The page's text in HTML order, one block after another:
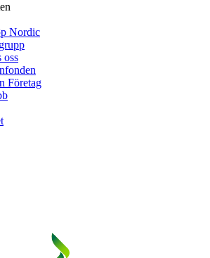
Nordic
oss
Företag